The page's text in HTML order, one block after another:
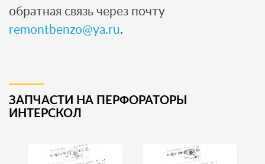
обратная связь через почту
remontbenzo@ya.ru.
ЗАПЧАСТИ НА ПЕРФОРАТОРЫ
ИНТЕРСКОЛ